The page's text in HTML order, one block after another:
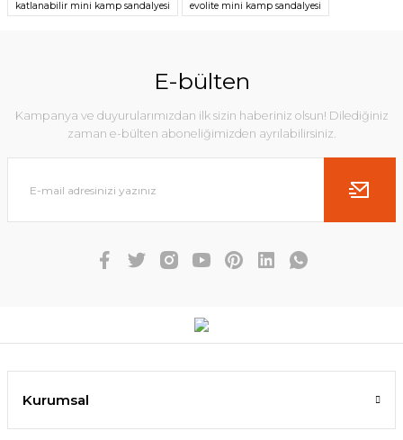
katlanabilir mini kamp sandalyesi evolite mini kamp sandalyesi
E-bülten
Kampanya ve duyurularımızdan ilk sizin haberiniz olsun! Dilediğiniz
zaman e-bülten aboneliğimizden ayrılabilirsiniz.
Kurumsal